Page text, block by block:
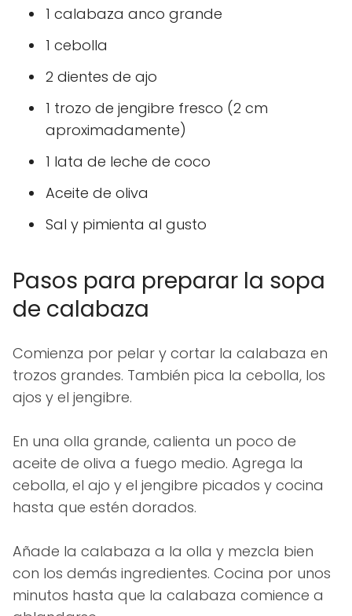
1 calabaza anco grande
1 cebolla
2 dientes de ajo
1 trozo de jengibre fresco (2 cm
aproximadamente)
1 lata de leche de coco
Aceite de oliva
Sal y pimienta al gusto
Pasos para preparar la sopa
de calabaza
Comienza por pelar y cortar la calabaza en
trozos grandes. También pica la cebolla, los
ajos y el jengibre.
En una olla grande, calienta un poco de
aceite de oliva a fuego medio. Agrega la
cebolla, el ajo y el jengibre picados y cocina
hasta que estén dorados.
Añade la calabaza a la olla y mezcla bien
con los demás ingredientes. Cocina por unos
minutos hasta que la calabaza comience a